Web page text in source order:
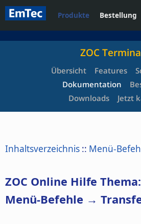
Produkte Bestellung
ZOC
Übersicht Features
Dokumentation
Downloads
Jetzt
Inhaltsverzeichnis :: Menü-
ZOC Online Hilfe Thema:
Menü-Befehle →